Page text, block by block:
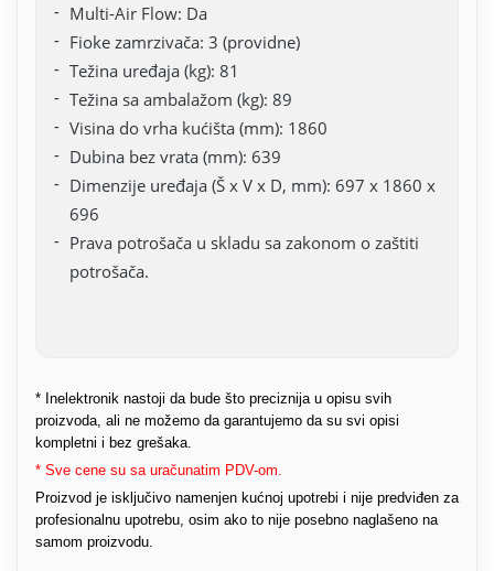
Multi-Air Flow: Da
Fioke zamrzivača: 3 (providne)
Težina uređaja (kg): 81
Težina sa ambalažom (kg): 89
Visina do vrha kućišta (mm): 1860
Dubina bez vrata (mm): 639
Dimenzije uređaja (Š x V x D, mm): 697 x 1860 x
696
Prava potrošača u skladu sa zakonom o zaštiti
potrošača.
* Inelektronik nastoji da bude što preciznija u opisu svih
proizvoda, ali ne možemo da garantujemo da su svi opisi
kompletni i bez grešaka.
* Sve cene su sa uračunatim PDV-om.
Proizvod je isključivo namenjen kućnoj upotrebi i nije predviđen za
profesionalnu upotrebu, osim ako to nije posebno naglašeno na
samom proizvodu.